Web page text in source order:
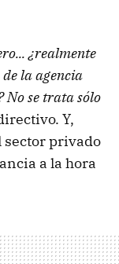
¿realmente
la agencia
No se trata sólo
Y,
sector privado
a la hora